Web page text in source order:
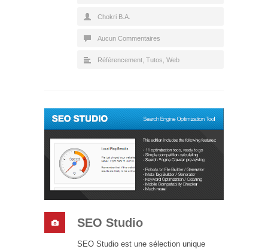
Chokri B.A.
Aucun Commentaires
Référencement Tutos Web
SEO Studio
SEO Studio est une sélection unique